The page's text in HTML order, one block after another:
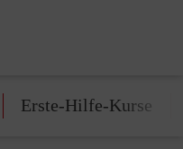
Erste-Hilfe-Kurse